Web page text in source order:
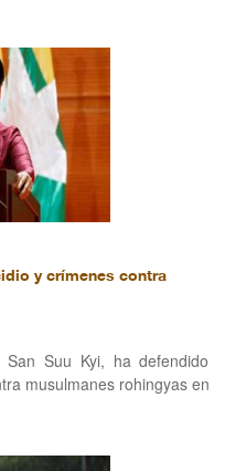
y crímenes contra
Suu Kyi, ha defendido
musulmanes rohingyas en